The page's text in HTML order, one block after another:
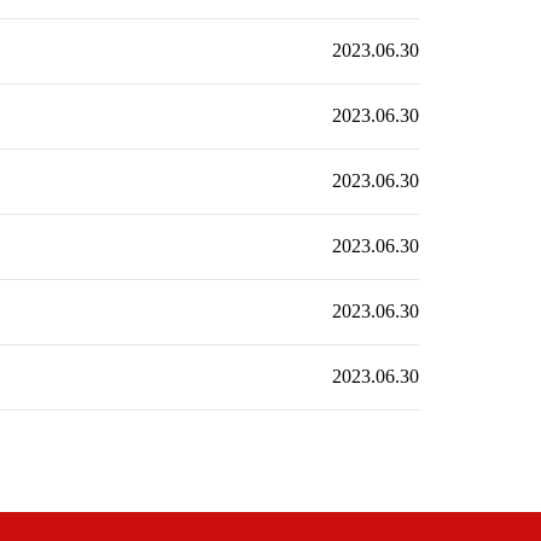
2023.06.30
2023.06.30
2023.06.30
2023.06.30
2023.06.30
2023.06.30